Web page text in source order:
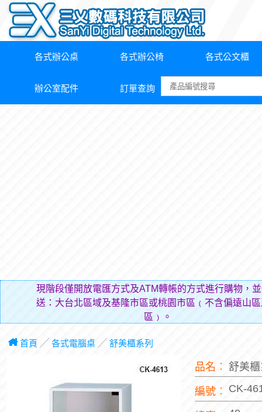
各式辦公桌 各式辦公椅 各式公文櫃
辦公室配件 訂單查詢
現階段僅開放電匯方式及ATM轉帳的方式進行購物，
送：大台北區域及基隆市區或桃園市區﹙不含偏遠山
區﹚。
首頁 ╱ 各式電腦桌╱ 舒美櫃系列
品名︰ 舒美
編號︰ CK-